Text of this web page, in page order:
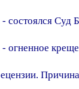
состоялся Суд
- огненное